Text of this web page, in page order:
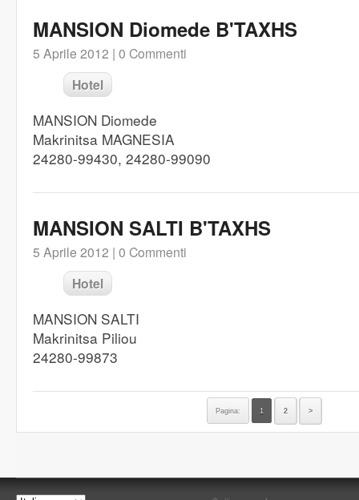
MANSION Diomede B'TAXHS
5 Aprile 2012 | 0 Commenti
Hotel
MANSION Diomede
Makrinitsa MAGNESIA
24280-99430, 24280-99090
MANSION SALTI B'TAXHS
5 Aprile 2012 | 0 Commenti
Hotel
MANSION SALTI
Makrinitsa Piliou
24280-99873
Pagina: 1 2 >